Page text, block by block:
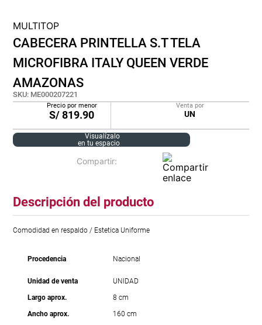
MULTITOP
CABECERA PRINTELLA S.T TELA
MICROFIBRA ITALY QUEEN VERDE
AMAZONAS
SKU: ME000207221
Precio por menor
S/819.90
Venta por
UN
Visualízalo
en tu espacio
Descripción del producto
Comodidad en respaldo / Estetica Uniforme
Procedencia Nacional
Unidad de venta
UNIDAD
Largo aprox.
8 cm
Ancho aprox.
160 cm